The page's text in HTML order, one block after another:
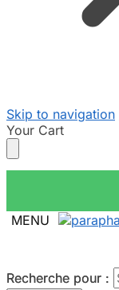
Skip to navigation
Your Cart
MENU
Recherche pour :
Recherche pour :